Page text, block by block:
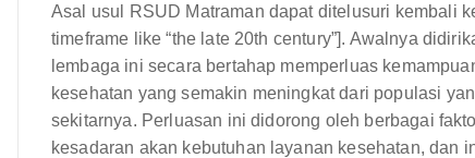
Asal usul RSUD Matraman dapat ditelusuri kembali
timeframe like “the late 20th century”]. Awalnya
lembaga ini secara bertahap memperluas
kesehatan yang semakin meningkat dari populasi
sekitarnya. Perluasan ini didorong oleh berbagai
kesadaran akan kebutuhan layanan kesehatan, dan